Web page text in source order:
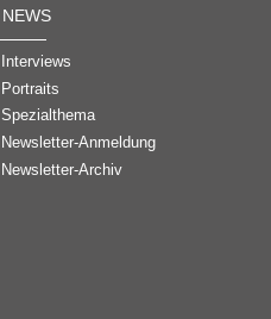
NEWS
Interviews
Portraits
Spezialthema
Newsletter-Anmeldung
Newsletter-Archiv